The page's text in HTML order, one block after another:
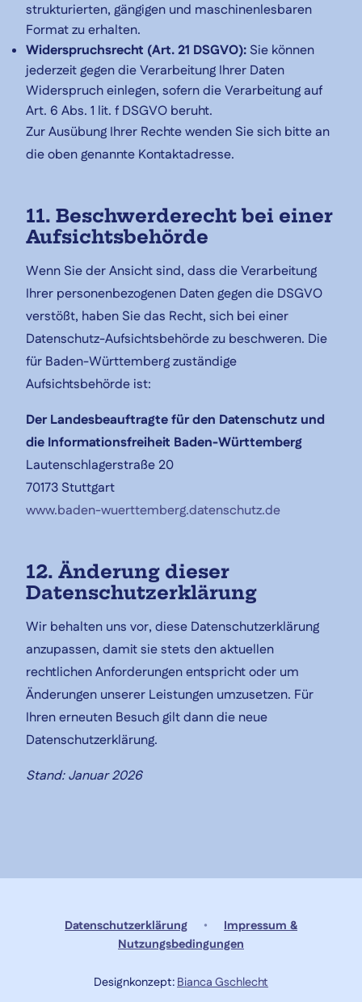
strukturierten, gängigen und maschinenlesbaren
Format zu erhalten.
Widerspruchsrecht (Art. 21 DSGVO): Sie können
jederzeit gegen die Verarbeitung Ihrer Daten
Widerspruch einlegen, sofern die Verarbeitung auf
Art. 6 Abs. 1 lit. f DSGVO beruht.
Zur Ausübung Ihrer Rechte wenden Sie sich bitte an
die oben genannte Kontaktadresse.
11. Beschwerderecht bei einer
Aufsichtsbehörde
Wenn Sie der Ansicht sind, dass die Verarbeitung
Ihrer personenbezogenen Daten gegen die DSGVO
verstößt, haben Sie das Recht, sich bei einer
Datenschutz-Aufsichtsbehörde zu beschweren. Die
für Baden-Württemberg zuständige
Aufsichtsbehörde ist:
Der Landesbeauftragte für den Datenschutz und
die Informationsfreiheit Baden-Württemberg
Lautenschlagerstraße 20
70173 Stuttgart
www.baden-wuerttemberg.datenschutz.de
12. Änderung dieser
Datenschutzerklärung
Wir behalten uns vor, diese Datenschutzerklärung
anzupassen, damit sie stets den aktuellen
rechtlichen Anforderungen entspricht oder um
Änderungen unserer Leistungen umzusetzen. Für
Ihren erneuten Besuch gilt dann die neue
Datenschutzerklärung.
Stand: Januar 2026
Datenschutzerklärung •
Impressum &
Nutzungsbedingungen
Designkonzept:Bianca Gschlecht